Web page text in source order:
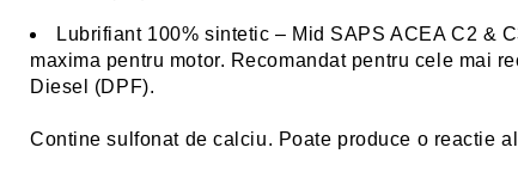
Lubrifiant 100% sintetic – Mid SAPS ACEA C2 &
maxima pentru motor. Recomandat pentru cele mai
Diesel (DPF).
Contine sulfonat de calciu. Poate produce o reactie